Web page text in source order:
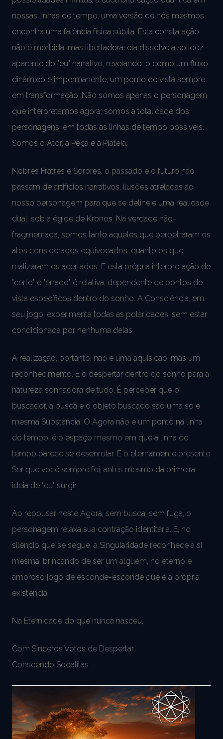
nossas linhas de tempo, uma versão de nós mesmos
encontra uma falência física súbita. Esta constatação
não é mórbida, mas libertadora: ela dissolve a solidez
aparente do "eu" narrativo, revelando-o como um fluxo
dinâmico e impermanente, um ponto de vista sempre
em transformação. Não somos apenas o personagem
que interpretamos agora; somos a totalidade dos
personagens, em todas as linhas de tempo possíveis.
Somos o Ator, a Peça e a Plateia.
Nobres Fratres e Sorores, o passado e o futuro não
passam de artifícios narrativos, ilusões atreladas ao
nosso personagem para que se delineie uma realidade
dual, sob a égide de Kronos. Na verdade não-
fragmentada, somos tanto aqueles que perpetraram os
atos considerados equivocados, quanto os que
realizaram os acertados. E esta própria interpretação de
"certo" e "errado" é relativa, dependente de pontos de
vista específicos dentro do sonho. A Consciência, em
seu jogo, experimenta todas as polaridades, sem estar
condicionada por nenhuma delas.
A realização, portanto, não é uma aquisição, mas um
reconhecimento. É o despertar dentro do sonho para a
natureza sonhadora de tudo. É perceber que o
buscador, a busca e o objeto buscado são uma só e
mesma Substância. O Agora não é um ponto na linha
do tempo; é o espaço mesmo em que a linha do
tempo parece se desenrolar. É o eternamente presente
Ser que você sempre foi, antes mesmo da primeira
ideia de "eu" surgir.
Ao repousar neste Agora, sem busca, sem fuga, o
personagem relaxa sua contração identitária. E, no
silêncio que se segue, a Singularidade reconhece a si
mesma, brincando de ser um alguém, no eterno e
amoroso jogo de esconde-esconde que é a própria
existência.
Na Eternidade do que nunca nasceu,
Com Sinceros Votos de Despertar,
Conscendo Sodalitas